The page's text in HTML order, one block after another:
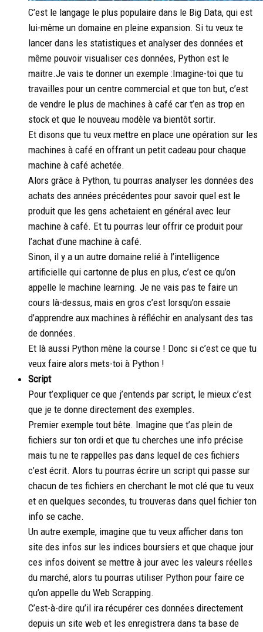
C’est le langage le plus populaire dans le Big Data, qui est
lui-même un domaine en pleine expansion. Si tu veux te
lancer dans les statistiques et analyser des données et
même pouvoir visualiser ces données, Python est le
maitre.Je vais te donner un exemple :Imagine-toi que tu
travailles pour un centre commercial et que ton but, c’est
de vendre le plus de machines à café car t’en as trop en
stock et que le nouveau modèle va bientôt sortir.
Et disons que tu veux mettre en place une opération sur les
machines à café en offrant un petit cadeau pour chaque
machine à café achetée.
Alors grâce à Python, tu pourras analyser les données des
achats des années précédentes pour savoir quel est le
produit que les gens achetaient en général avec leur
machine à café. Et tu pourras leur offrir ce produit pour
l’achat d’une machine à café.
Sinon, il y a un autre domaine relié à l’intelligence
artificielle qui cartonne de plus en plus, c’est ce qu’on
appelle le machine learning. Je ne vais pas te faire un
cours là-dessus, mais en gros c’est lorsqu’on essaie
d’apprendre aux machines à réfléchir en analysant des tas
de données.
Et là aussi Python mène la course ! Donc si c’est ce que tu
veux faire alors mets-toi à Python !
Script
Pour t’expliquer ce que j’entends par script, le mieux c’est
que je te donne directement des exemples.
Premier exemple tout bête. Imagine que t’as plein de
fichiers sur ton ordi et que tu cherches une info précise
mais tu ne te rappelles pas dans lequel de ces fichiers
c’est écrit. Alors tu pourras écrire un script qui passe sur
chacun de tes fichiers en cherchant le mot clé que tu veux
et en quelques secondes, tu trouveras dans quel fichier ton
info se cache.
Un autre exemple, imagine que tu veux afficher dans ton
site des infos sur les indices boursiers et que chaque jour
ces infos doivent se mettre à jour avec les valeurs réelles
du marché, alors tu pourras utiliser Python pour faire ce
qu’on appelle du Web Scrapping.
C’est-à-dire qu’il ira récupérer ces données directement
depuis un site web et les enregistrera dans ta base de